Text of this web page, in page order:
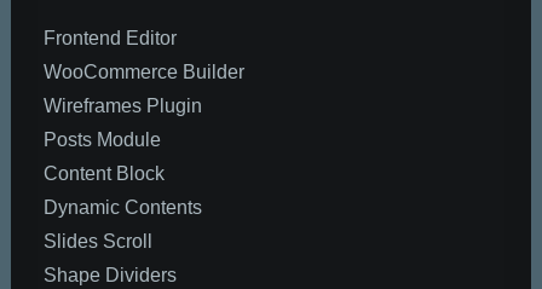
Frontend Editor
WooCommerce Builder
Wireframes Plugin
Posts Module
Content Block
Dynamic Contents
Slides Scroll
Shape Dividers